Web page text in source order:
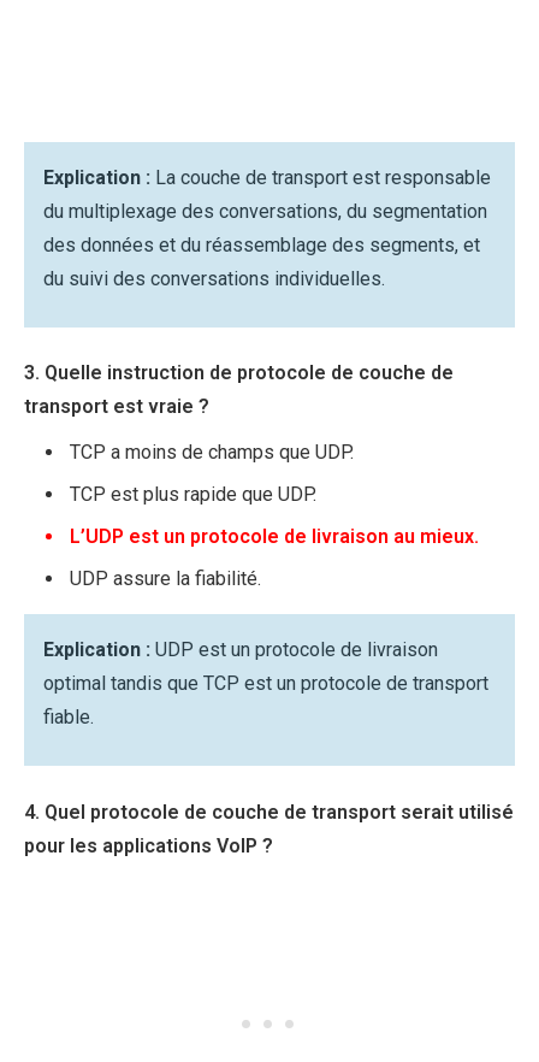
Explication : La couche de transport est responsable
du multiplexage des conversations, du segmentation
des données et du réassemblage des segments, et
du suivi des conversations individuelles.
3. Quelle instruction de protocole de couche de
transport est vraie ?
TCP a moins de champs que UDP.
TCP est plus rapide que UDP.
L’UDP est un protocole de livraison au mieux.
UDP assure la fiabilité.
Explication : UDP est un protocole de livraison
optimal tandis que TCP est un protocole de transport
fiable.
4. Quel protocole de couche de transport serait utilisé
pour les applications VoIP ?